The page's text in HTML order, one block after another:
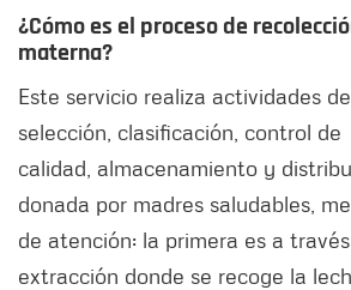
¿Cómo es el proceso de
materna?
Este servicio realiza actividades
selección, clasificación, control de
calidad, almacenamiento y
donada por madres saludables,
de atención: la primera es a
extracción donde se recoge la